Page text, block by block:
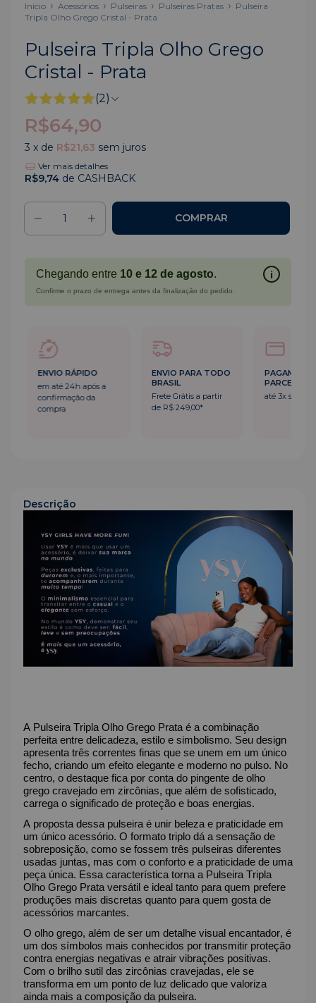
Início Acessórios Pulseiras Pulseiras Pratas
Pulseira
Tripla Olho Grego Cristal - Prata
Pulseira Tripla Olho Grego
Cristal - Prata
(2)
R$64,90
3 x de R$21,63 sem juros
Ver mais detalhes
R$9,74 de CASHBACK
Chegando entre 10 e 12 de agosto. i
Confirme o prazo de entrega antes da finalização do pedido.
ENVIO RÁPIDO
em até 24h após a
confirmação da
compra
ENVIO PARA TODO
BRASIL
Frete Grátis a partir
de R$ 249,00*
PARCELADO
até 3x sem
Descrição
A Pulseira Tripla Olho Grego Prata é a combinação
perfeita entre delicadeza, estilo e simbolismo. Seu design
apresenta três correntes finas que se unem em um único
fecho, criando um efeito elegante e moderno no pulso. No
centro, o destaque fica por conta do pingente de olho
grego cravejado em zircônias, que além de sofisticado,
carrega o significado de proteção e boas energias.
A proposta dessa pulseira é unir beleza e praticidade em
um único acessório. O formato triplo dá a sensação de
sobreposição, como se fossem três pulseiras diferentes
usadas juntas, mas com o conforto e a praticidade de uma
peça única. Essa característica torna a Pulseira Tripla
Olho Grego Prata versátil e ideal tanto para quem prefere
produções mais discretas quanto para quem gosta de
acessórios marcantes.
O olho grego, além de ser um detalhe visual encantador, é
um dos símbolos mais conhecidos por transmitir proteção
contra energias negativas e atrair vibrações positivas.
Com o brilho sutil das zircônias cravejadas, ele se
transforma em um ponto de luz delicado que valoriza
ainda mais a composição da pulseira.